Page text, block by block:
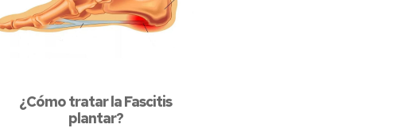
¿Cómo tratar la Fascitis
plantar?